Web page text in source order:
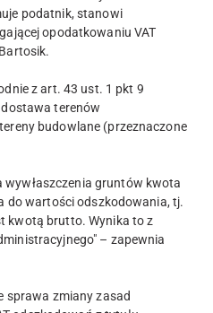
podatnik, stanowi
opodatkowaniu VAT
z art. 43 ust. 1 pkt 9
terenów
budowlane (przeznaczone
gruntów kwota
do wartości odszkodowania, tj.
kwotą brutto. Wynika to z
– zapewnia
sprawa zmiany zasad